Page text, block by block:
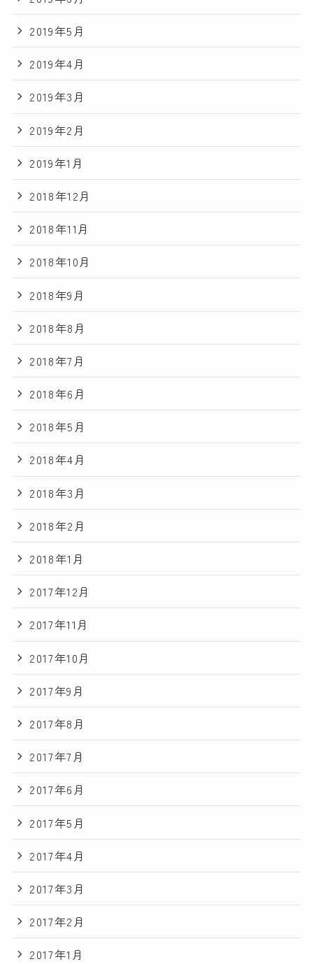
2019年5月
2019年4月
2019年3月
2019年2月
2019年1月
2018年12月
2018年11月
2018年10月
2018年9月
2018年8月
2018年7月
2018年6月
2018年5月
2018年4月
2018年3月
2018年2月
2018年1月
2017年12月
2017年11月
2017年10月
2017年9月
2017年8月
2017年7月
2017年6月
2017年5月
2017年4月
2017年3月
2017年2月
2017年1月